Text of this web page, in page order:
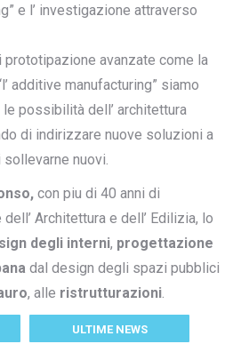
e l’ investigazione attraverso
avanzate come la
additive manufacturing” siamo
possibilità dell’ architettura
di indirizzare nuove soluzioni a
nuovi.
con piu di 40 anni di
Architettura e dell’ Edilizia, lo
degli interni, progettazione
dal design degli spazi pubblici
, alle ristrutturazioni.
ULTIME NEWS